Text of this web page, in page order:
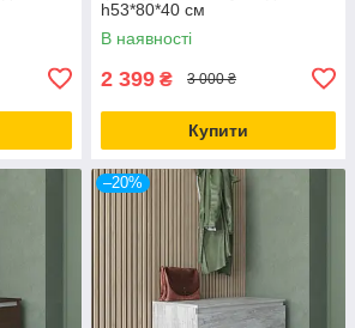
h53*80*40 см
В наявності
2 399 ₴ 3 000 ₴
Купити
–20%